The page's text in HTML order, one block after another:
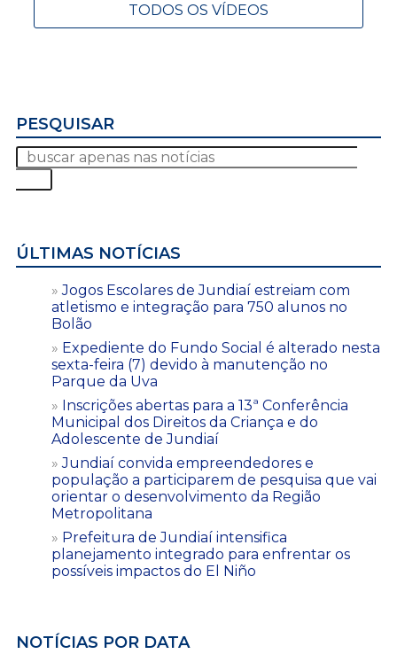
TODOS OS VÍDEOS
PESQUISAR
ÚLTIMAS NOTÍCIAS
Jogos Escolares de Jundiaí estreiam com
atletismo e integração para 750 alunos no
Bolão
Expediente do Fundo Social é alterado nesta
sexta-feira (7) devido à manutenção no
Parque da Uva
Inscrições abertas para a 13ª Conferência
Municipal dos Direitos da Criança e do
Adolescente de Jundiaí
Jundiaí convida empreendedores e
população a participarem de pesquisa que vai
orientar o desenvolvimento da Região
Metropolitana
Prefeitura de Jundiaí intensifica
planejamento integrado para enfrentar os
possíveis impactos do El Niño
NOTÍCIAS POR DATA